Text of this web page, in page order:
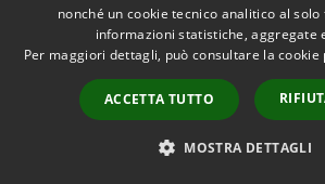
Accessibilità
Privacy
Mappa del sito
nonché un cookie tecnico analitico al
informazioni statistiche, aggregate
Per maggiori dettagli, può consultare la cookie
ACCETTA TUTTO
MOSTRA DETTAGLI